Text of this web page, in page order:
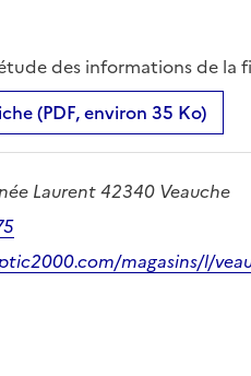
des informations de la
(PDF, environ 35 Ko)
Laurent 42340 Veauche
magasins/l/